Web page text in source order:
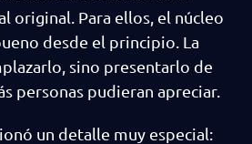
original. Para ellos, el núcleo
desde el principio. La
sino presentarlo de
personas pudieran apreciar.
un detalle muy especial: